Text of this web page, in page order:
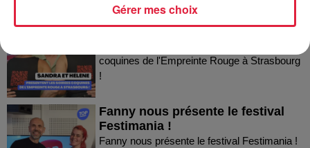
Sandra et Estelle présentent les
soirées coquines de l'Empreinte...
coquines de l'Empreinte Rouge à Strasbourg
!
Fanny nous présente le festival
Festimania !
Fanny nous présente le festival Festimania !
Gérer mes choix